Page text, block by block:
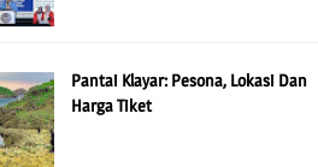
Pantai Klayar: Pesona, Lokasi Dan
Harga Tiket